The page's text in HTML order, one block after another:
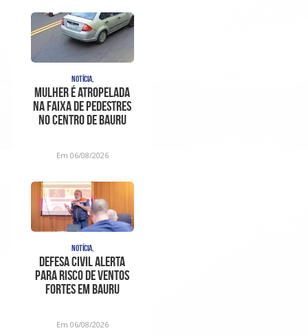
NOTÍCIA,
Mulher é atropelada
na faixa de pedestres
no Centro de Bauru
Em 06/08/2026
NOTÍCIA,
Defesa Civil alerta
para risco de ventos
fortes em Bauru
Em 06/08/2026